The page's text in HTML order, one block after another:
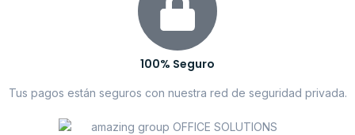
100% Seguro
Tus pagos están seguros con nuestra red de seguridad privada.